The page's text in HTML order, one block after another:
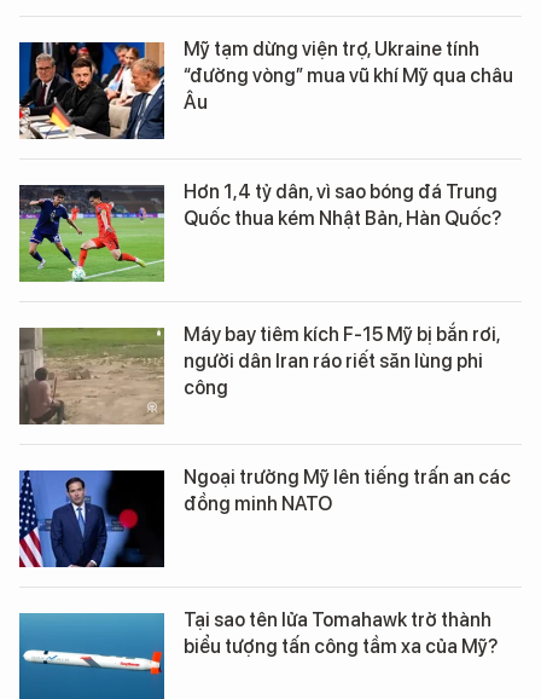
Mỹ tạm dừng viện trợ, Ukraine tính
“đường vòng” mua vũ khí Mỹ qua châu
Âu
Hơn 1,4 tỷ dân, vì sao bóng đá Trung
Quốc thua kém Nhật Bản, Hàn Quốc?
Máy bay tiêm kích F-15 Mỹ bị bắn rơi,
người dân Iran ráo riết săn lùng phi
công
Ngoại trưởng Mỹ lên tiếng trấn an các
đồng minh NATO
Tại sao tên lửa Tomahawk trở thành
biểu tượng tấn công tầm xa của Mỹ?